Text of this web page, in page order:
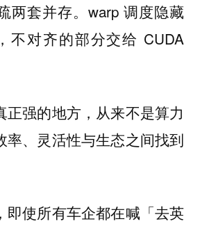
两套并存。warp 调度隐藏
不对齐的部分交给 CUDA
正强的地方，从来不是算力
率、灵活性与生态之间找到
即使所有车企都在喊「去英